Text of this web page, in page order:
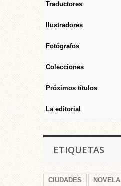
Traductores
Ilustradores
Fotógrafos
Colecciones
Próximos títulos
La editorial
ETIQUETAS
CIUDADES NOVELA